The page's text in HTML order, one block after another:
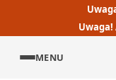
Uwaga!
MENU